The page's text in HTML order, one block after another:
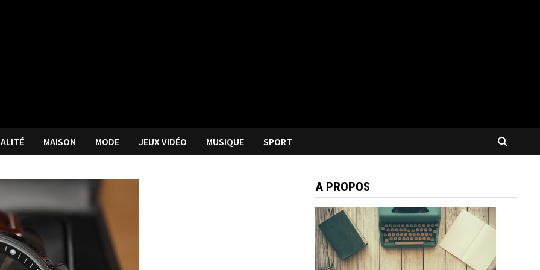
MAISON MODE JEUX VIDÉO MUSIQUE SPORT
A PROPOS